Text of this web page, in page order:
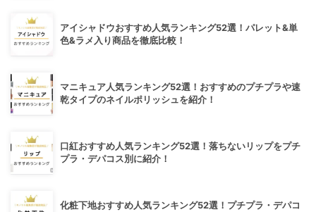
アイシャドウおすすめ人気ランキング52選！パレット&単
色&ラメ入り商品を徹底比較！
マニキュア人気ランキング52選！おすすめのプチプラや速
乾タイプのネイルポリッシュを紹介！
口紅おすすめ人気ランキング52選！落ちないリップをプチ
プラ・デパコス別に紹介！
化粧下地おすすめ人気ランキング52選！プチプラ・デパコ